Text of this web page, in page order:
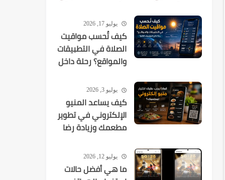
يوليو 17, 2026
كيف تُحسب مواقيت
الصلاة في التطبيقات
والمواقع؟ رحلة داخل
يوليو 3, 2026
كيف يساعد المنيو
الإلكتروني في تطوير
مطعمك وزيادة رضا
يوليو 12, 2026
ما هي أفضل حالات